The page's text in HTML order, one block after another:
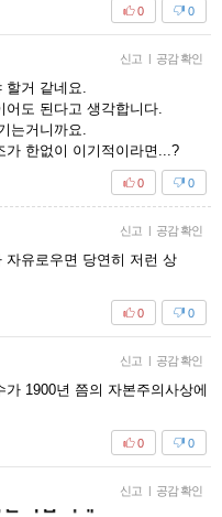
0
0
신고 | 공감 확인
할거 같네요.
어도 된다고 생각합니다.
는거니까요.
가 한없이 이기적이라면...?
0
0
신고 | 공감 확인
자유로우면 당연히 저런 상
0
0
신고 | 공감 확인
1900년 쯤의 자본주의사상에
0
0
신고 | 공감 확인